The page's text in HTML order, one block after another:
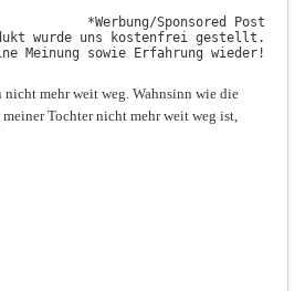
*Werbung/Sponsored Post
wurde uns kostenfrei gestellt.
Meinung sowie Erfahrung wieder!
mehr weit weg. Wahnsinn wie die
Tochter nicht mehr weit weg ist,